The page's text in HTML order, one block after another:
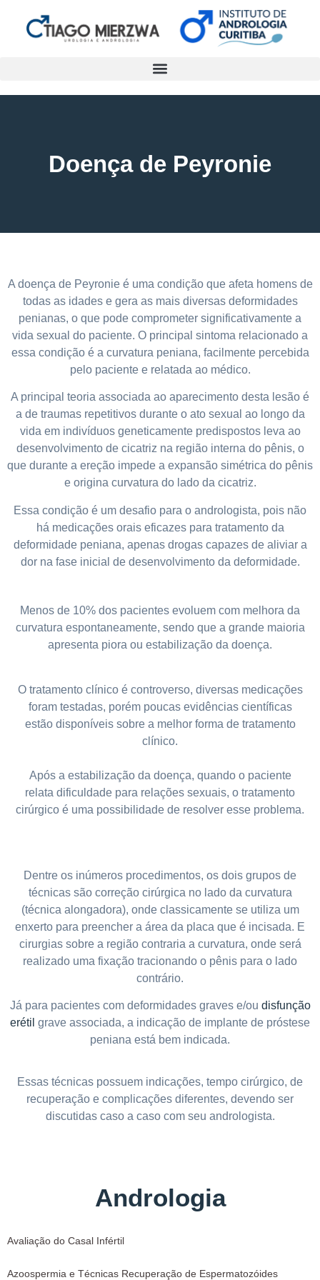
Doença de Peyronie
A doença de Peyronie é uma condição que afeta homens de
todas as idades e gera as mais diversas deformidades
penianas, o que pode comprometer significativamente a
vida sexual do paciente. O principal sintoma relacionado a
essa condição é a curvatura peniana, facilmente percebida
pelo paciente e relatada ao médico.
A principal teoria associada ao aparecimento desta lesão é
a de traumas repetitivos durante o ato sexual ao longo da
vida em indivíduos geneticamente predispostos leva ao
desenvolvimento de cicatriz na região interna do pênis, o
que durante a ereção impede a expansão simétrica do pênis
e origina curvatura do lado da cicatriz.
Essa condição é um desafio para o andrologista, pois não
há medicações orais eficazes para tratamento da
deformidade peniana, apenas drogas capazes de aliviar a
dor na fase inicial de desenvolvimento da deformidade.
Menos de 10% dos pacientes evoluem com melhora da
curvatura espontaneamente, sendo que a grande maioria
apresenta piora ou estabilização da doença.
O tratamento clínico é controverso, diversas medicações
foram testadas, porém poucas evidências científicas
estão disponíveis sobre a melhor forma de tratamento
clínico.
Após a estabilização da doença, quando o paciente
relata dificuldade para relações sexuais, o tratamento
cirúrgico é uma possibilidade de resolver esse problema.
Dentre os inúmeros procedimentos, os dois grupos de
técnicas são correção cirúrgica no lado da curvatura
(técnica alongadora), onde classicamente se utiliza um
enxerto para preencher a área da placa que é incisada. E
cirurgias sobre a região contraria a curvatura, onde será
realizado uma fixação tracionando o pênis para o lado
contrário.
Já para pacientes com deformidades graves e/ou disfunção
erétil grave associada, a indicação de implante de próstese
peniana está bem indicada.
Essas técnicas possuem indicações, tempo cirúrgico, de
recuperação e complicações diferentes, devendo ser
discutidas caso a caso com seu andrologista.
Andrologia
Avaliação do Casal Infértil
Azoospermia e Técnicas Recuperação de Espermatozóides